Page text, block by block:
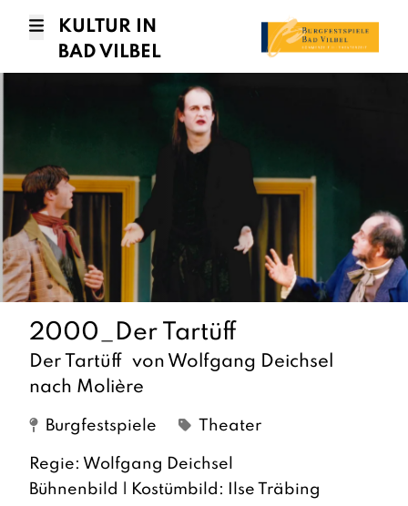
KULTUR IN
BAD VILBEL
2000_Der Tartüff
Der Tartüff von Wolfgang Deichsel
nach Molière
Burgfestspiele Theater
Regie: Wolfgang Deichsel
Bühnenbild | Kostümbild: Ilse Träbing